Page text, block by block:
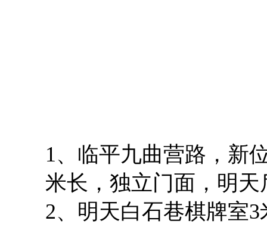
1、临平九曲营路，新
米长，独立门面，明
2、明天白石巷棋牌室